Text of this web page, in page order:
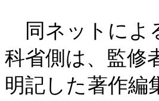
同ネットによ
科省側は、監修
明記した著作編